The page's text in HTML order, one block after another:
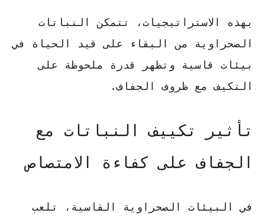
بهذه الاستراتيجيات، تتمكن النباتات
الصحراوية من البقاء على قيد الحياة في
بيئات قاسية وتظهر قدرة ملحوظة على
التكيف مع ظروف الجفاف.
تأثير تكييف النباتات مع
الجفاف على كفاءة الامتصاص
في البيئات الصحراوية القاسية، تلعب